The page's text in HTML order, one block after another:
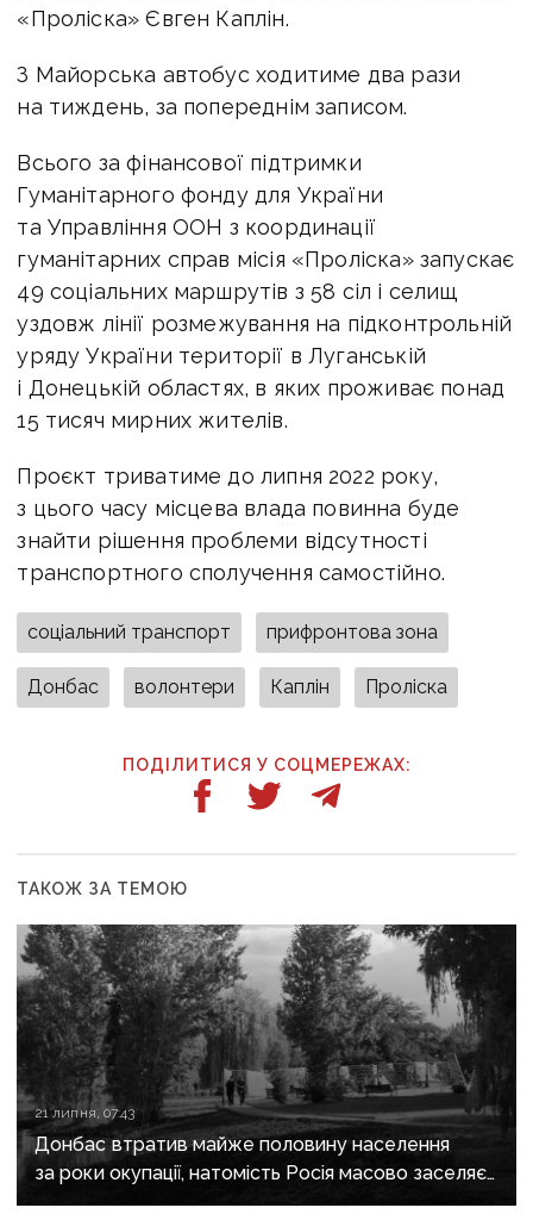
«Проліска» Євген Каплін.
З Майорська автобус ходитиме два рази
на тиждень, за попереднім записом.
Всього за фінансової підтримки
Гуманітарного фонду для України
та Управління ООН з координації
гуманітарних справ місія «Проліска» запускає
49 соціальних маршрутів з 58 сіл і селищ
уздовж лінії розмежування на підконтрольній
уряду України території в Луганській
і Донецькій областях, в яких проживає понад
15 тисяч мирних жителів.
Проєкт триватиме до липня 2022 року,
з цього часу місцева влада повинна буде
знайти рішення проблеми відсутності
транспортного сполучення самостійно.
соціальний транспорт прифронтова зона
Донбас волонтери Каплін Проліска
ПОДІЛИТИСЯ У СОЦМЕРЕЖАХ:
ТАКОЖ ЗА ТЕМОЮ
21 липня, 07:43
Донбас втратив майже половину населення
за роки окупації, натомість Росія масово заселяє
регіон своїми громадянами — ГУР